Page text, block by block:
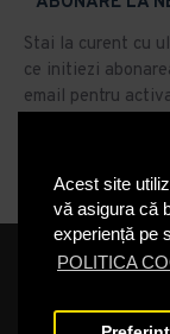
Acest site
vă asigura că
experiență pe
POLITICA
Stai la curent cu
ce initiezi
email pentru
Am citit şi sunt de
© 2019,